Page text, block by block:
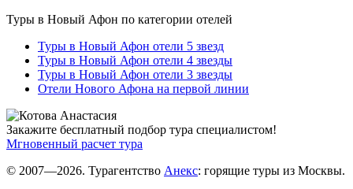
Туры в Новый Афон по категории отелей
Туры в Новый Афон отели 5 звезд
Туры в Новый Афон отели 4 звезды
Туры в Новый Афон отели 3 звезды
Отели Нового Афона на первой линии
Закажите бесплатный подбор тура специалистом!
Мгновенный расчет тура
© 2007—2026. Турагентство Анекс: горящие туры из Москвы.